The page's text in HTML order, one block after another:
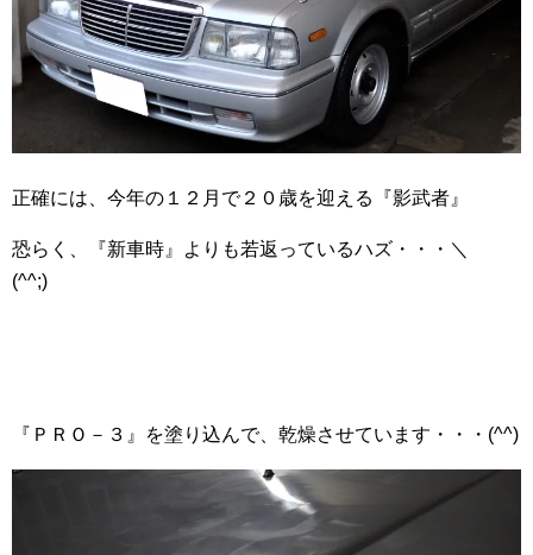
正確には、今年の１２月で２０歳を迎える『影武者』
恐らく、『新車時』よりも若返っているハズ・・・＼
(^^;)ゞ
『ＰＲＯ－３』を塗り込んで、乾燥させています・・・(^^)